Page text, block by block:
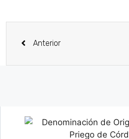
Anterior